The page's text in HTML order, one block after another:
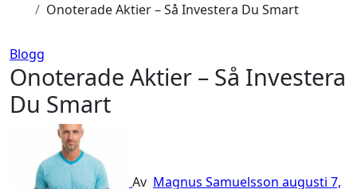
Onoterade Aktier – Så Investera Du Smart
Blogg
Onoterade Aktier – Så Investera
Du Smart
Av Magnus Samuelsson augusti 7,